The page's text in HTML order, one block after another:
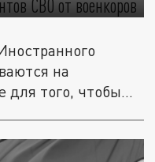
на
для того, чтобы...